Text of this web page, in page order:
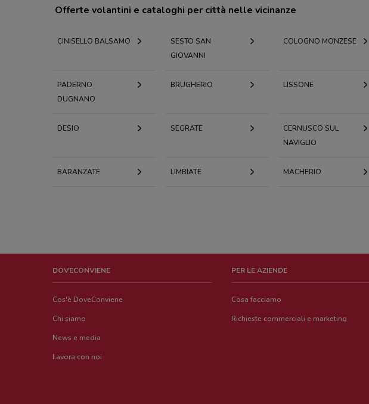
Offerte volantini e cataloghi per città nelle vicinanze
CINISELLO BALSAMO
SESTO SAN
GIOVANNI
COLOGNO MONZESE
PADERNO
DUGNANO
BRUGHERIO LISSONE
DESIO SEGRATE
CERNUSCO SUL
NAVIGLIO
BARANZATE LIMBIATE MACHERIO
DOVECONVIENE
Cos'è DoveConviene
Chi siamo
News e media
Lavora con noi
PER LE AZIENDE
Cosa facciamo
Richieste commerciali e marketing